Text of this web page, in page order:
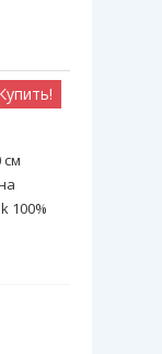
см
100%